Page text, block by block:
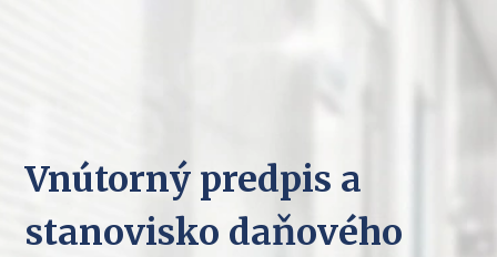
Vnútorný predpis a
stanovisko daňového